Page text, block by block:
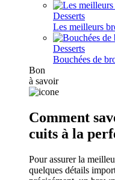
Desserts
Les meilleurs
Desserts
Bouchées de
Bon
à savoir
Comment
cuits à la
Pour assurer la
quelques détails